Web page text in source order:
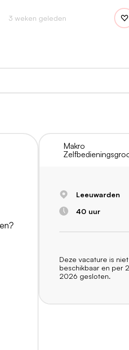
3 weken geleden
Makro
Leeuwarden
40 uur
Deze vacature is
beschikbaar en per
2026 gesloten.